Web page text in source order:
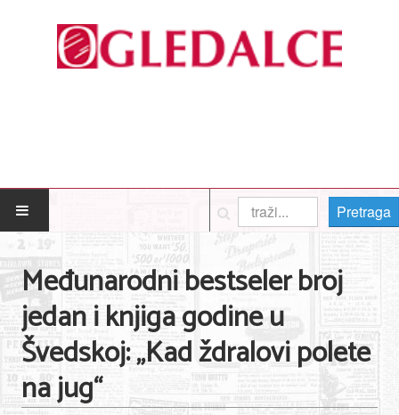
POČETNA
Posao
Usluge
Nega lica i tela
Shopping
Pretraga
Međunarodni bestseler broj
jedan i knjiga godine u
Švedskoj: „Kad ždralovi polete
na jug“